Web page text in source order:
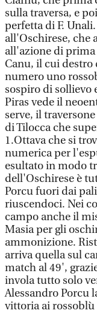
sulla traversa, e
perfetta di F.
all'Oschirese, che
all'azione di prima
Canu, il cui destro
numero uno
sospiro di sollievo
Piras vede il
serve, il
di Tilocca che
1.Ottava che si
numerica per
esultato in modo
dell'Oschirese è
Porcu fuori dai
riuscendoci. Nei
campo anche il
Masia per gli
ammonizione.
arriva quella sul
match al 49',
invola tutto solo
Alessandro Porcu
vittoria ai rossoblù